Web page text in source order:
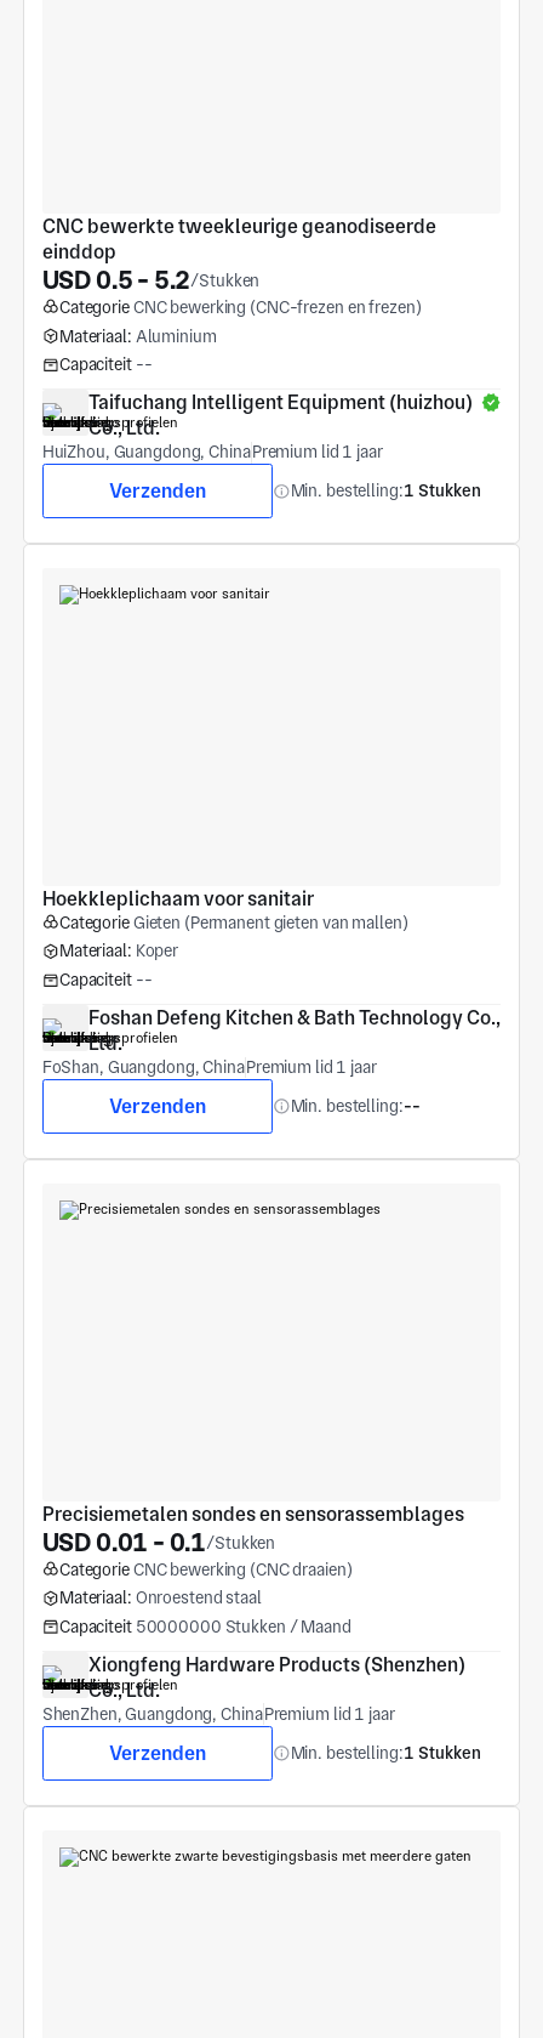
CNC bewerkte tweekleurige geanodiseerde
einddop
USD 0.5 - 5.2/Stukken
CategorieCNC bewerking (CNC-frezen en frezen)
Materiaal: Aluminium
Capaciteit --
Taifuchang Intelligent Equipment (huizhou)
Co., Ltd.
HuiZhou, Guangdong, ChinaPremium lid 1 jaar
Verzenden Min. bestelling:1 Stukken
Hoekkleplichaam voor sanitair
CategorieGieten (Permanent gieten van mallen)
Materiaal: Koper
Capaciteit --
Foshan Defeng Kitchen & Bath Technology Co.,
Ltd.
FoShan, Guangdong, ChinaPremium lid 1 jaar
Verzenden Min. bestelling:--
Precisiemetalen sondes en sensorassemblages
USD 0.01 - 0.1/Stukken
CategorieCNC bewerking (CNC draaien)
Materiaal: Onroestend staal
Capaciteit 50000000 Stukken / Maand
Xiongfeng Hardware Products (Shenzhen)
Co., Ltd.
ShenZhen, Guangdong, ChinaPremium lid 1 jaar
Verzenden Min. bestelling:1 Stukken